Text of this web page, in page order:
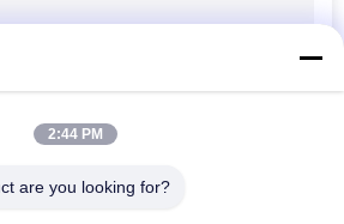
veicolo che
dispositivo
2:44 PM
are you looking for?